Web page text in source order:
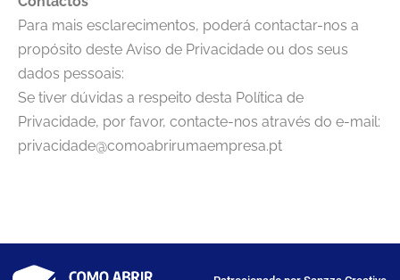
Para mais esclarecimentos, poderá contactar-nos a
propósito deste Aviso de Privacidade ou dos seus
dados pessoais:
Se tiver dúvidas a respeito desta Política de
Privacidade, por favor, contacte-nos através do e-mail:
privacidade@comoabrirumaempresa.pt